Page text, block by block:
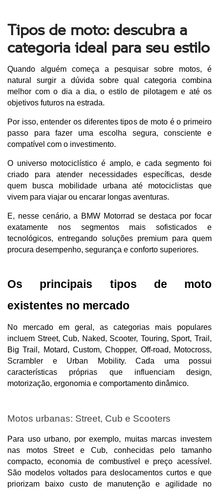
Tipos de moto: descubra a
categoria ideal para seu estilo
Quando alguém começa a pesquisar sobre motos, é
natural surgir a dúvida sobre qual categoria combina
melhor com o dia a dia, o estilo de pilotagem e até os
objetivos futuros na estrada.
Por isso, entender os diferentes tipos de moto é o primeiro
passo para fazer uma escolha segura, consciente e
compatível com o investimento.
O universo motociclístico é amplo, e cada segmento foi
criado para atender necessidades específicas, desde
quem busca mobilidade urbana até motociclistas que
vivem para viajar ou encarar longas aventuras.
E, nesse cenário, a BMW Motorrad se destaca por focar
exatamente nos segmentos mais sofisticados e
tecnológicos, entregando soluções premium para quem
procura desempenho, segurança e conforto superiores.
Os principais tipos de moto
existentes no mercado
No mercado em geral, as categorias mais populares
incluem Street, Cub, Naked, Scooter, Touring, Sport, Trail,
Big Trail, Motard, Custom, Chopper, Off-road, Motocross,
Scrambler e Urban Mobility. Cada uma possui
características próprias que influenciam design,
motorização, ergonomia e comportamento dinâmico.
Motos urbanas: Street, Cub e Scooters
Para uso urbano, por exemplo, muitas marcas investem
nas motos Street e Cub, conhecidas pelo tamanho
compacto, economia de combustível e preço acessível.
São modelos voltados para deslocamentos curtos e que
priorizam baixo custo de manutenção e agilidade no